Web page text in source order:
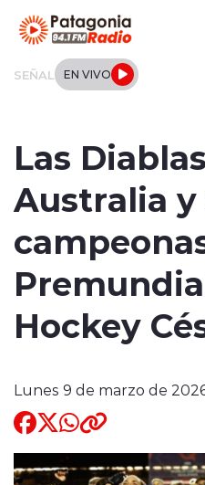
SEÑAL EN VIVO
Tendencias
Internacional
Entrevistas
Las
Australia y
Hockey
Lunes 9 de marzo de